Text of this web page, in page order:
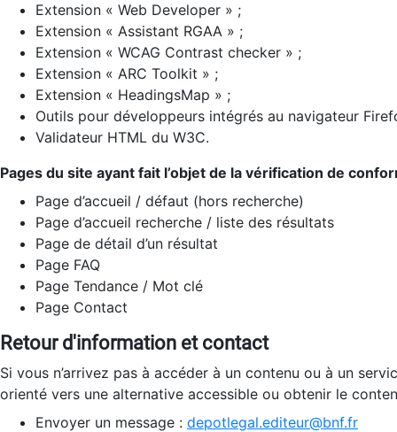
Extension « Web Developer » ;
Extension « Assistant RGAA » ;
Extension « WCAG Contrast checker » ;
Extension « ARC Toolkit » ;
Extension « HeadingsMap » ;
Outils pour développeurs intégrés au navigateur
Validateur HTML du W3C.
Pages du site ayant fait l’objet de la vérification de
Page d’accueil / défaut (hors recherche)
Page d’accueil recherche / liste des résultats
Page de détail d’un résultat
Page FAQ
Page Tendance / Mot clé
Page Contact
Retour d'information et contact
Si vous n’arrivez pas à accéder à un contenu ou à un
orienté vers une alternative accessible ou obtenir le
Envoyer un message : depotlegal.editeur@bnf.fr